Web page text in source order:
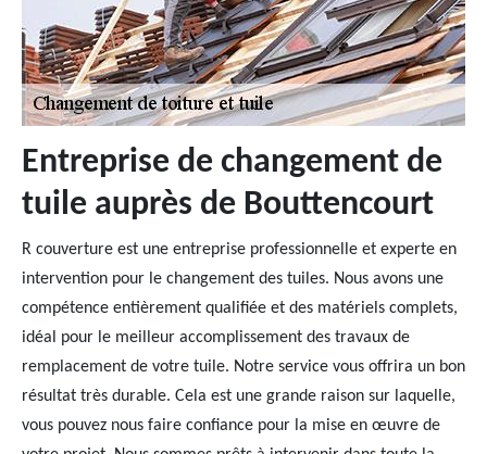
Entreprise de changement de
tuile auprès de Bouttencourt
R couverture est une entreprise professionnelle et experte en
intervention pour le changement des tuiles. Nous avons une
compétence entièrement qualifiée et des matériels complets,
idéal pour le meilleur accomplissement des travaux de
remplacement de votre tuile. Notre service vous offrira un bon
résultat très durable. Cela est une grande raison sur laquelle,
vous pouvez nous faire confiance pour la mise en œuvre de